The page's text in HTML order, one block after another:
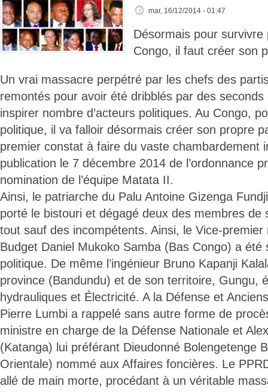
mar, 16/12/2014 - 01:47
Désormais pour survivre
Congo, il faut créer son
Un vrai massacre perpétré par les chefs des
remontés pour avoir été dribblés par des
inspirer nombre d’acteurs politiques. Au Congo,
politique, il va falloir désormais créer son propre
premier constat à faire du vaste chambardement
publication le 7 décembre 2014 de l’ordonnance
nomination de l’équipe Matata II.
Ainsi, le patriarche du Palu Antoine Gizenga
porté le bistouri et dégagé deux des membres de
tout sauf des incompétents. Ainsi, le Vice-
Budget Daniel Mukoko Samba (Bas Congo) a été
politique. De même l’ingénieur Bruno Kapanji
province (Bandundu) et de son territoire, Gungu,
hydrauliques et Électricité. A la Défense et
Pierre Lumbi a rappelé sans autre forme de
ministre en charge de la Défense Nationale et
(Katanga) lui préférant Dieudonné Bolengetenge
Orientale) nommé aux Affaires foncières. Le
allé de main morte, procédant à un véritable